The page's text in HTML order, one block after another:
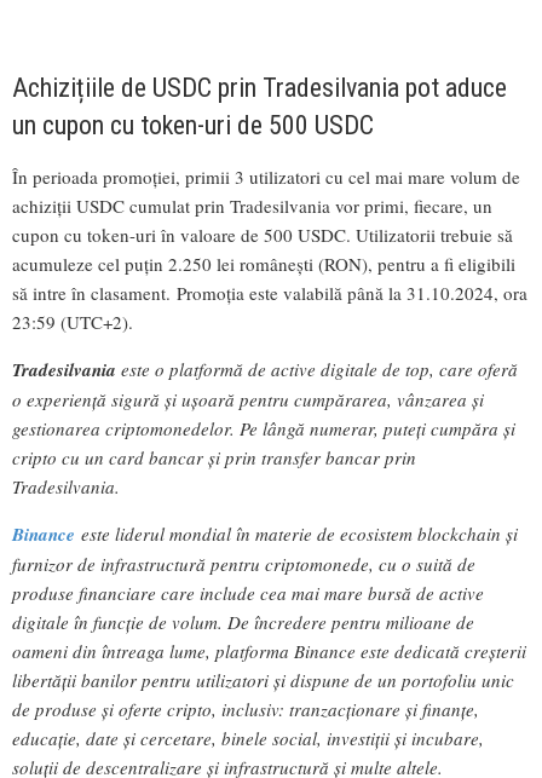
Achizițiile de USDC prin Tradesilvania pot aduce
un cupon cu token-uri de 500 USDC
În perioada promoției, primii 3 utilizatori cu cel mai mare volum de
achiziții USDC cumulat prin Tradesilvania vor primi, fiecare, un
cupon cu token-uri în valoare de 500 USDC. Utilizatorii trebuie să
acumuleze cel puțin 2.250 lei românești (RON), pentru a fi eligibili
să intre în clasament. Promoția este valabilă până la 31.10.2024, ora
23:59 (UTC+2).
Tradesilvania este o platformă de active digitale de top, care oferă
o experiență sigură și ușoară pentru cumpărarea, vânzarea și
gestionarea criptomonedelor. Pe lângă numerar, puteți cumpăra și
cripto cu un card bancar și prin transfer bancar prin
Tradesilvania.
Binance este liderul mondial în materie de ecosistem blockchain și
furnizor de infrastructură pentru criptomonede, cu o suită de
produse financiare care include cea mai mare bursă de active
digitale în funcție de volum. De încredere pentru milioane de
oameni din întreaga lume, platforma Binance este dedicată creșterii
libertății banilor pentru utilizatori și dispune de un portofoliu unic
de produse și oferte cripto, inclusiv: tranzacționare și finanțe,
educație, date și cercetare, binele social, investiții și incubare,
soluții de descentralizare și infrastructură și multe altele.